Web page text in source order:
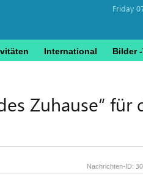
Friday
International Bilder
Zuhause“ für
Nachrichten-ID: